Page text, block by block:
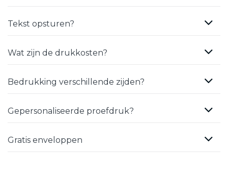
Tekst opsturen?
Wat zijn de drukkosten?
Bedrukking verschillende zijden?
Gepersonaliseerde proefdruk?
Gratis enveloppen